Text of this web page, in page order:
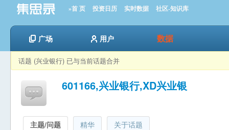
»首 页 投资日历 实时数据 社区-知识库
广场 用户 数据
话题 (兴业银行) 已与当前话题合并
601166,兴业银行,XD兴业银
主题/问题 精华 关于话题